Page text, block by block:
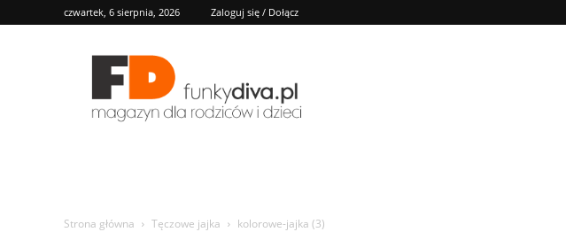
czwartek, 6 sierpnia, 2026 Zaloguj się / Dołącz
FD
Strona główna Tęczowe jajka kolorowe-jajka (3)